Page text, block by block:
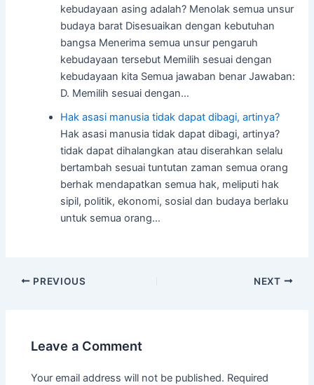
kebudayaan asing adalah? Menolak semua unsur
budaya barat Disesuaikan dengan kebutuhan
bangsa Menerima semua unsur pengaruh
kebudayaan tersebut Memilih sesuai dengan
kebudayaan kita Semua jawaban benar Jawaban:
D. Memilih sesuai dengan…
Hak asasi manusia tidak dapat dibagi, artinya?
Hak asasi manusia tidak dapat dibagi, artinya?
tidak dapat dihalangkan atau diserahkan selalu
bertambah sesuai tuntutan zaman semua orang
berhak mendapatkan semua hak, meliputi hak
sipil, politik, ekonomi, sosial dan budaya berlaku
untuk semua orang…
Post
PREVIOUS NEXT
Leave a Comment
Your email address will not be published. Required